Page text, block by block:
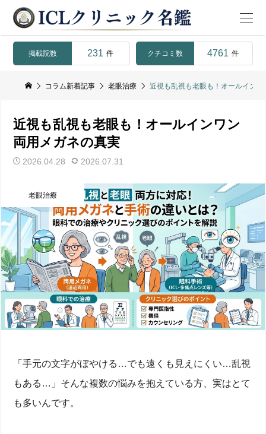
掲載院数 231 件 クチコミ数 4761 件
コラム新着記事 老眼治療 近視も乱視も老眼も！オールイン
近視も乱視も老眼も！オールインワン
両用メガネの真実
2026.04.28 2026.07.31
老眼治療
「手元の文字がぼやける…でも遠くも見えにくい…乱視
もある…」そんな複数の悩みを抱えている方、実はとて
も多いんです。